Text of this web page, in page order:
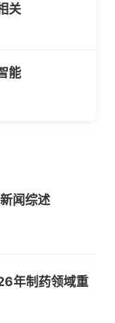
关
能
闻综述
年制药领域重